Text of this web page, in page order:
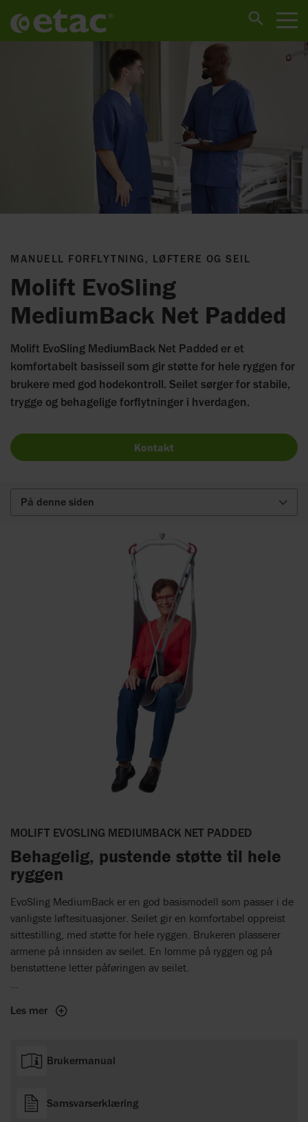
MANUELL FORFLYTNING, LØFTERE OG SEIL
Molift EvoSling
MediumBack Net Padded
Molift EvoSling MediumBack Net Padded er et
komfortabelt basisseil som gir støtte for hele ryggen for
brukere med god hodekontroll. Seilet sørger for stabile,
trygge og behagelige forflytninger i hverdagen.
Kontakt
På denne siden
MOLIFT EVOSLING MEDIUMBACK NET PADDED
Behagelig, pustende støtte til hele
ryggen
EvoSling MediumBack er en god basismodell som passer i de
vanligste løftesituasjoner. Seilet gir en komfortabel oppreist
sittestilling, med støtte for hele ryggen. Brukeren plasserer
armene på innsiden av seilet. En lomme på ryggen og på
benstøttene letter påføringen av seilet.
finnes i to varianter. Polyester med polstring i rygg og
benstøtter.
Seilet i polyesternett har en rød søm midt bak for å gjøre det
Les mer
Brukermanual
Samsvarserklæring